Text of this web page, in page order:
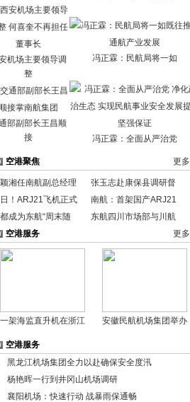
机场主要领导调
整
冯正霖：民航局将一如
部副部长王昌顺
接
冯正霖：全面从严治党
空港聚焦 更多
湘任南航副总经理
张玉志赴康保县调研督
！ARJ21飞机正式
南航：首架国产ARJ21
成为东航“周末随
东航四川市场部与川航
空港服务
更多
一架海监直升机在浙江 安徽民航机场集团举办
空港服务
黑龙江机场集团全力以赴确保安全度汛
杨艳晖一行到井冈山机场调研
襄阳机场：快速行动 战暴雨保通畅